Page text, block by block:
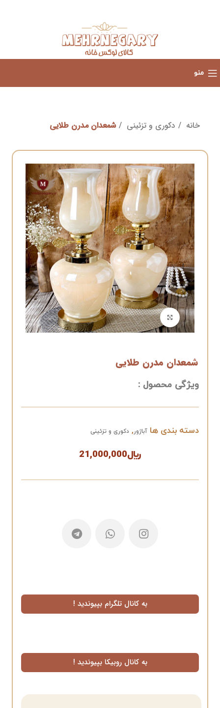
منو
خانه دکوری و تزئینی شمعدان مدرن طلایی
برای بزرگنمایی کلیک کنید
شمعدان مدرن طلایی
ویژگی محصول :
دسته بندی ها آباژور, دکوری و تزئینی
﷼21,000,000
به کانال تلگرام بپیوندید !
به کانال روبیکا بپیوندید !